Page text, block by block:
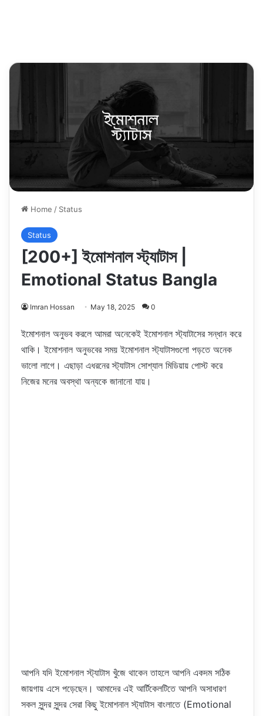
Home / Status
Status
[200+] ইমোশনাল স্ট্যাটাস |
Emotional Status Bangla
Imran Hossan May 18, 2025 0
ইমোশনাল অনুভব করলে আমরা অনেকেই ইমোশনাল স্ট্যাটাসের সন্ধান করে
থাকি। ইমোশনাল অনুভবের সময় ইমোশনাল স্ট্যাটাসগুলো পড়তে অনেক
ভালো লাগে। এছাড়া এধরনের স্ট্যাটাস সোশ্যাল মিডিয়ায় পোস্ট করে
নিজের মনের অবস্থা অন্যকে জানানো যায়।
আপনি যদি ইমোশনাল স্ট্যাটাস খুঁজে থাকেন তাহলে আপনি একদম সঠিক
জায়গায় এসে পড়েছেন। আমাদের এই আর্টিকেলটিতে আপনি অসাধারণ
সকল সুন্দর সুন্দর সেরা কিছু ইমোশনাল স্ট্যাটাস বাংলাতে (Emotional